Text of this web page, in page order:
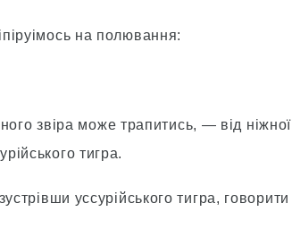
на полювання:
звiра може трапитись, — вiд нiжної
тигра.
уссурiйського тигра, говорити